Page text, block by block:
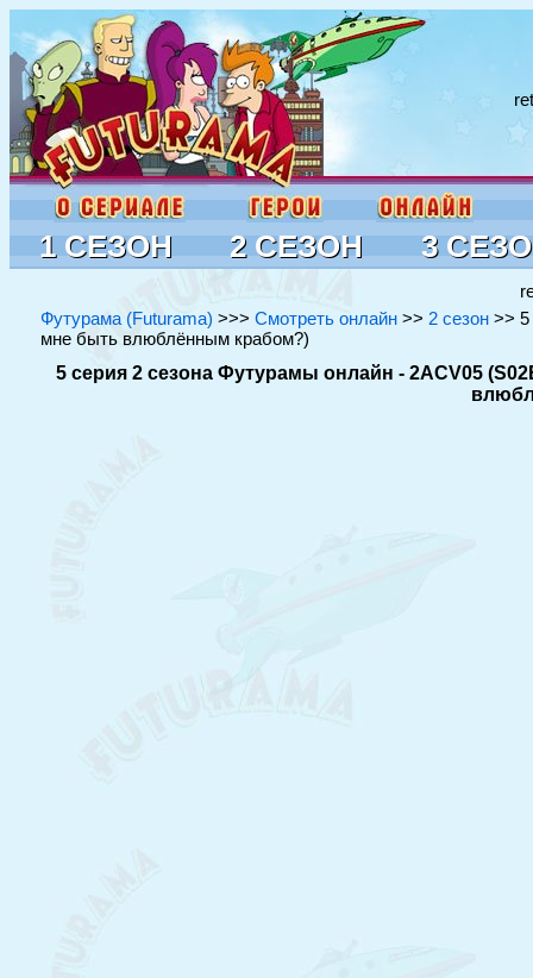
1 СЕЗОН 2 СЕЗОН 3
Футурама (Futurama) >>> Смотреть онлайн >> 2 сезон >> 5
мне быть влюблённым крабом?)
5 серия 2 сезона Футурамы онлайн - 2ACV05